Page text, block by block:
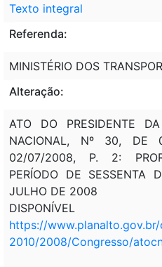
Texto integral
Referenda:
MINISTÉRIO DOS
Alteração:
ATO DO PRESIDENTE
NACIONAL, Nº 30, DE
02/07/2008, P. 2:
PERÍODO DE SESSENTA
JULHO DE 2008
https://
2010/2008/Congresso/